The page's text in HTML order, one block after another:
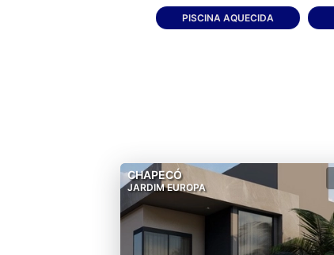
PISCINA AQUECIDA
CHAPECÓ
JARDIM EUROPA